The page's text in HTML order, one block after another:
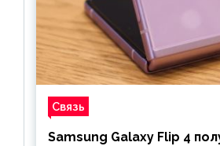
Связь
Samsung Galaxy Flip 4